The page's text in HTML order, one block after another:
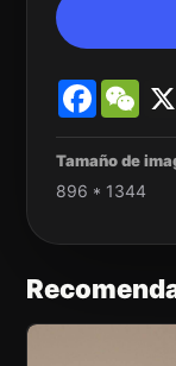
Facebook
Tamaño de
896 * 1344